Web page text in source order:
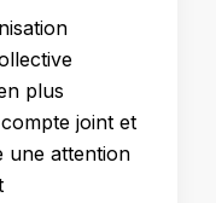
plus
joint et
une attention